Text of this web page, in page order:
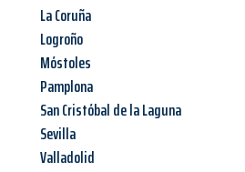
La Coruña
Logroño
Móstoles
Pamplona
San Cristóbal de la Laguna
Sevilla
Valladolid